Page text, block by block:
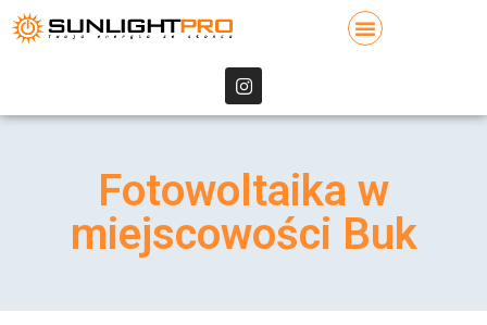
Fotowoltaika w
miejscowości Buk